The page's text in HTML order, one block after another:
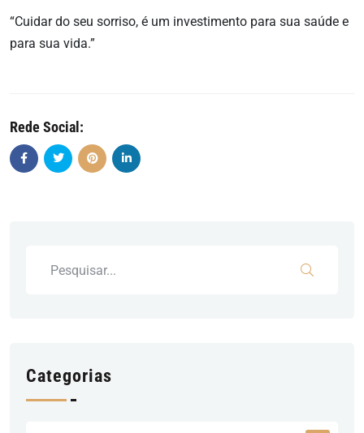
“Cuidar do seu sorriso, é um investimento para sua saúde e
para sua vida.”
Rede Social:
Categorias